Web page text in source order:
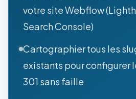
votre site Webflow
Search Console)
Cartographier tous les
existants pour configurer
301 sans faille